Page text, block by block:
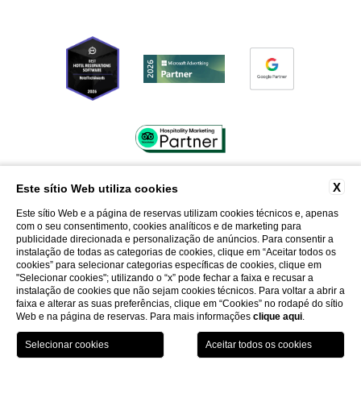
CONTACTOS FAQ
TRABALHE CONOSCO
PRESSROOM
PRIVACIDADE
PRIVACIDADE CLIENTES
DADOS SOCIETÁRIOS
COOKIE
WHISTLEBLOWING ACCESSIBILITY
we support:
X
Este sítio Web utiliza cookies
Este sítio Web e a página de reservas utilizam cookies técnicos e, apenas
com o seu consentimento, cookies analíticos e de marketing para
publicidade direcionada e personalização de anúncios. Para consentir a
instalação de todas as categorias de cookies, clique em “Aceitar todos os
cookies” para selecionar categorias específicas de cookies, clique em
"Selecionar cookies"; utilizando o “x” pode fechar a faixa e recusar a
instalação de cookies que não sejam cookies técnicos. Para voltar a abrir a
faixa e alterar as suas preferências, clique em “Cookies” no rodapé do sítio
Web e na página de reservas. Para mais informações clique aqui.